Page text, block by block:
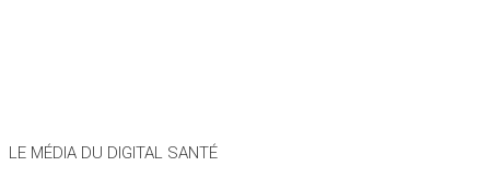
LE MÉDIA DU DIGITAL SANTÉ